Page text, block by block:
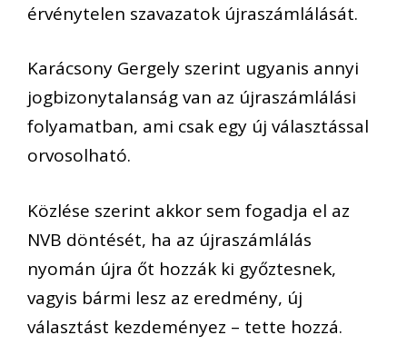
érvénytelen szavazatok újraszámlálását.
Karácsony Gergely szerint ugyanis annyi
jogbizonytalanság van az újraszámlálási
folyamatban, ami csak egy új választással
orvosolható.
Közlése szerint akkor sem fogadja el az
NVB döntését, ha az újraszámlálás
nyomán újra őt hozzák ki győztesnek,
vagyis bármi lesz az eredmény, új
választást kezdeményez – tette hozzá.